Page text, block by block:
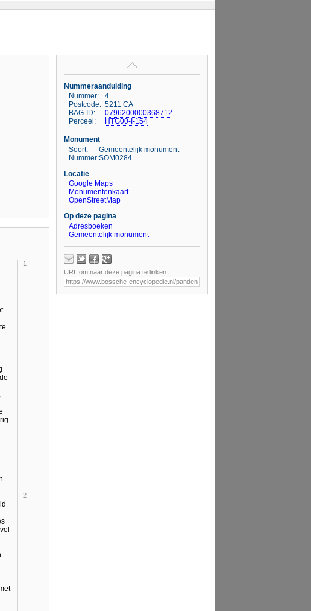
1
2
Nummeraanduiding
Nummer:
4
Postcode: 5211 CA
BAG-ID:
0796200000368712
Perceel:
HTG00-I-154
Monument
Soort:
Gemeentelijk monument
Nummer:SOM0284
Locatie
Google Maps
Monumentenkaart
OpenStreetMap
Op deze pagina
Adresboeken
Gemeentelijk monument
URL om naar deze pagina te linken: